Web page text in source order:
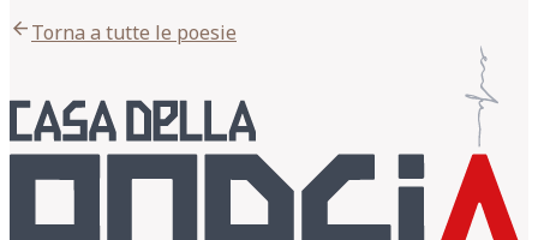
arrow_backTorna a tutte le poesie